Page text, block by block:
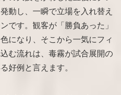
動し、一瞬で立場を入れ替え
です。観客が「勝負あった」
になり、そこから一気にフィ
む流れは、毒霧が試合展開の
好例と言えます。